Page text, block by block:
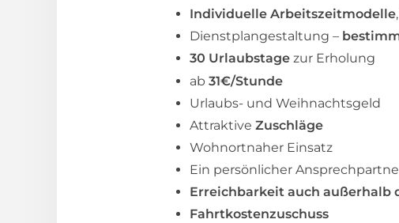
Individuelle Arbeitszeitmodelle
Dienstplangestaltung –
30 Urlaubstage zur Erholung
ab 31€/Stunde
Urlaubs- und Weihnachtsgeld
Attraktive Zuschläge
Wohnortnaher Einsatz
Ein persönlicher
Erreichbarkeit auch außerhalb
Fahrtkostenzuschuss